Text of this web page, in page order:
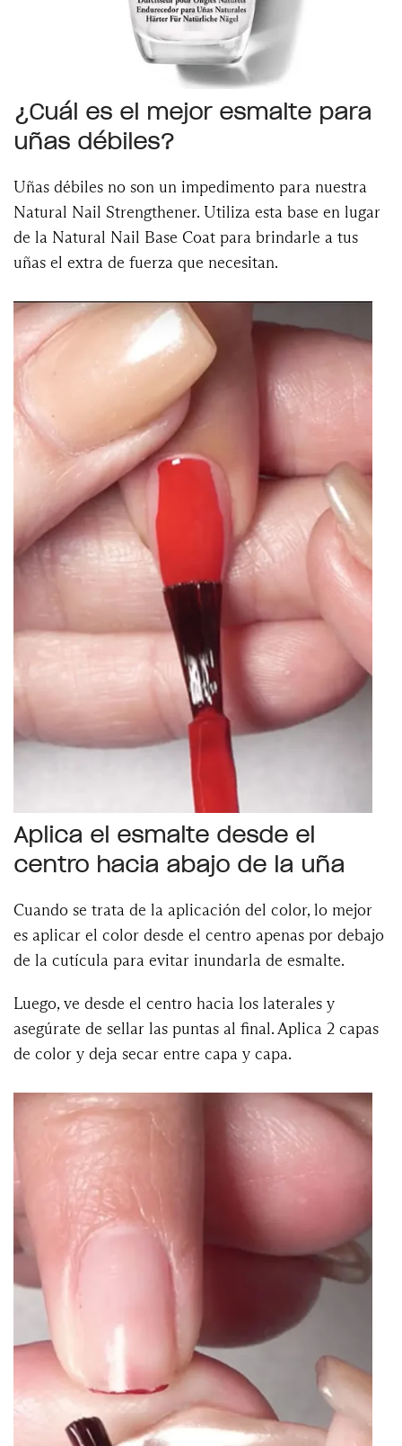
¿Cuál es el mejor esmalte para
uñas débiles?
Uñas débiles no son un impedimento para nuestra
Natural Nail Strengthener. Utiliza esta base en lugar
de la Natural Nail Base Coat para brindarle a tus
uñas el extra de fuerza que necesitan.
Aplica el esmalte desde el
centro hacia abajo de la uña
Cuando se trata de la aplicación del color, lo mejor
es aplicar el color desde el centro apenas por debajo
de la cutícula para evitar inundarla de esmalte.
Luego, ve desde el centro hacia los laterales y
asegúrate de sellar las puntas al final. Aplica 2 capas
de color y deja secar entre capa y capa.